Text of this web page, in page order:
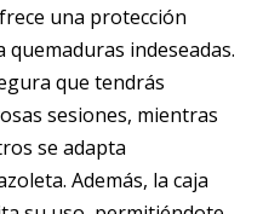
una protección
indeseadas.
que tendrás
sesiones, mientras
se adapta
Además, la caja